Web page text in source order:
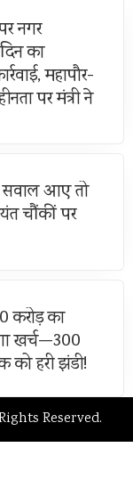
नगर
का
महापौर-
पर मंत्री ने
सवाल आए तो
चौंकीं पर
करोड़ का
खर्च—300
को हरी झंडी!
Reserved.